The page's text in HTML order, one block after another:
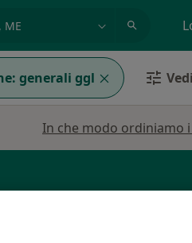
generali ggl
In che modo ordiniamo